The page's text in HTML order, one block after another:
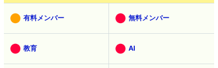
有料メンバー 無料メンバー
教育 AI